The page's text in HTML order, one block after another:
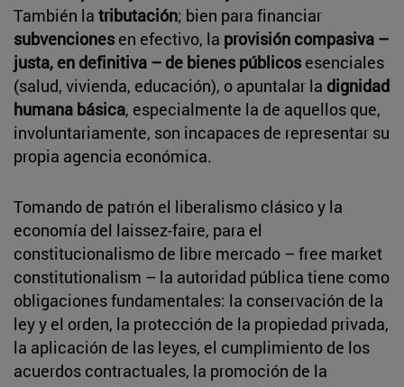
También la tributación; bien para financiar
subvencionesen efectivo, la provisión compasiva –
justa, en definitiva – de bienes públicosesenciales
(salud, vivienda, educación), o apuntalar la dignidad
humana básica, especialmente la de aquellos que,
involuntariamente, son incapaces de representar su
propia agencia económica.
Tomando de patrón el liberalismo clásico y la
economía del laissez-faire, para el
constitucionalismo de libre mercado – free market
constitutionalism – la autoridad pública tiene como
obligaciones fundamentales: la conservación de la
ley y el orden, la protección de la propiedad privada,
la aplicación de las leyes, el cumplimiento de los
acuerdos contractuales, la promoción de la